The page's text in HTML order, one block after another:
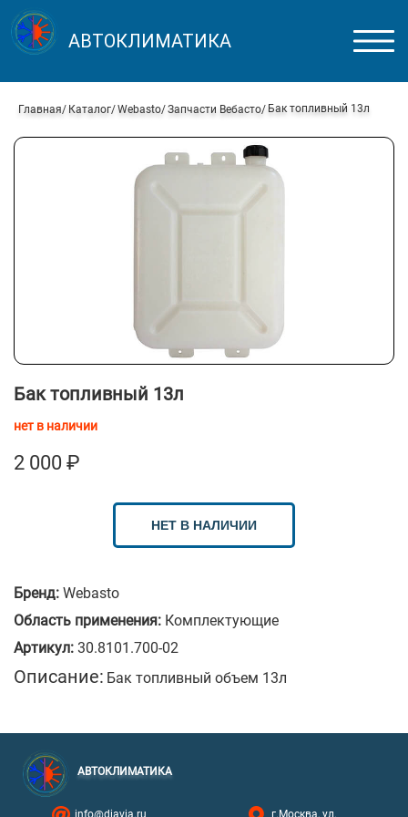
АВТОКЛИМАТИКА
Главная Каталог Webasto Запчасти Вебасто Бак топливный 13л
Бак топливный 13л
нет в наличии
2 000 ₽
НЕТ В НАЛИЧИИ
Бренд: Webasto
Область применения: Комплектующие
Артикул: 30.8101.700-02
Описание: Бак топливный объем 13л
АВТОКЛИМАТИКА
info@diavia.ru г.Москва, ул.